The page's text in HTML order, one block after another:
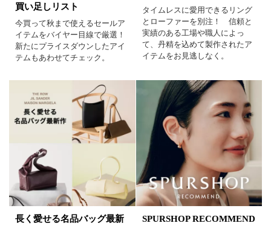
買い足しリスト
今買って秋まで使えるセールア
イテムをバイヤー目線で厳選！
新たにプライスダウンしたアイ
テムもあわせてチェック。
タイムレスに愛用できるリング
とローファーを別注！ 信頼と
実績のある工場や職人によっ
て、丹精を込めて製作されたア
イテムをお見逃しなく。
長く愛せる名品バッグ最新
SPURSHOP RECOMMEND